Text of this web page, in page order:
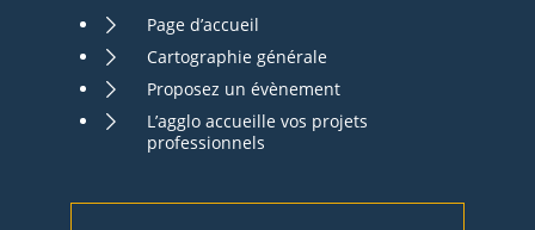
Page d’accueil
Cartographie générale
Proposez un évènement
L’agglo accueille vos projets
professionnels